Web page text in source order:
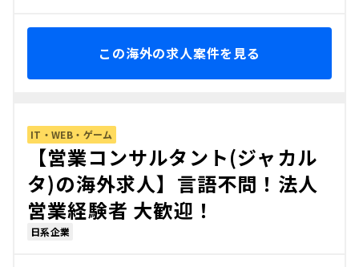
この海外の求人案件を見る
IT・WEB・ゲーム
【営業コンサルタント(ジャカル
タ)の海外求人】言語不問！法人
営業経験者 大歓迎！
日系企業